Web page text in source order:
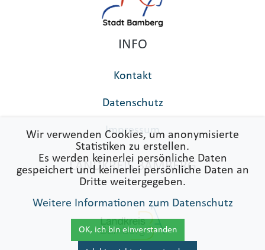
Wir verwenden Cookies, um anonymisierte
Statistiken zu erstellen.
Es werden keinerlei persönliche Daten
gespeichert und keinerlei persönliche Daten an
Dritte weitergegeben.
Weitere Informationen zum Datenschutz
OK, ich bin einverstanden
INFO
Kontakt
Datenschutz
Impressum
LANDKREIS BAMBERG